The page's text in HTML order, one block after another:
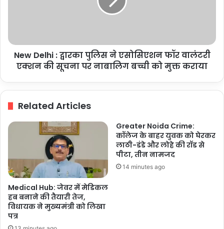
वालंटरी
एक्शन
मुक्त
New Delhi : द्वारका पुलिस ने एसोसिएशन फॉर वालंटरी
एक्शन की सूचना पर नाबालिग बच्ची को मुक्त कराया
Related Articles
Medical Hub: जेवर में मेडिकल
हब बनाने की तैयारी तेज,
विधायक ने मुख्यमंत्री को लिखा
पत्र
Greater Noida Crime:
कॉलेज के बाहर युवक को घेरकर
लाठी-डंडे और लोहे की रॉड से
पीटा, तीन नामजद
14 minutes ago